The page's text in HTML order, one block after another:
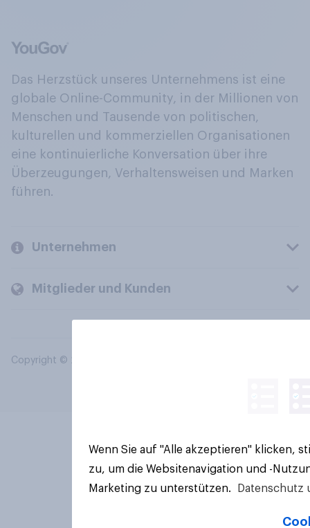
Das Herzstück unseres Unternehmens ist eine
globale Online-Community, in der Millionen von
Menschen und Tausende von politischen,
kulturellen und kommerziellen Organisationen
eine kontinuierliche Konversation über ihre
Überzeugungen, Verhaltensweisen und Marken
führen.
Unternehmen
Mitglieder und Kunden
Copyright © 2026 YouGov PLC. Alle Rechte vorbehalten.
Wenn Sie auf "Alle akzeptieren" klicken,
zu, um die Websitenavigation und -
Marketing zu unterstützen.
Datenschutz